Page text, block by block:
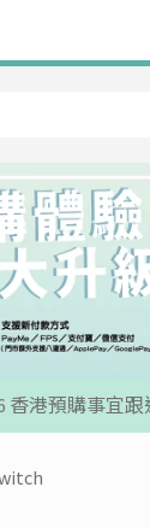
誕新年優惠 (1-
Auto VI 香港版
香港預購事宜
】足球遊戲推